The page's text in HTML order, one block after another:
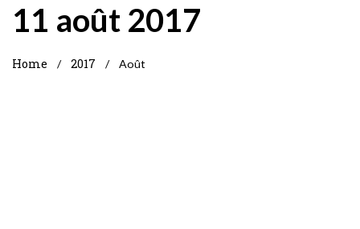
11 août 2017
Home / 2017 / Août